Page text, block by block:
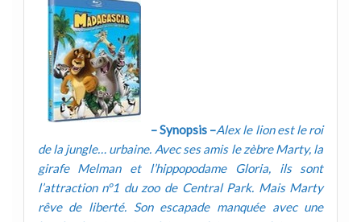
– Synopsis –Alex le lion est le roi
de la jungle… urbaine. Avec ses amis le zèbre Marty, la
girafe Melman et l’hippopodame Gloria, ils sont
l’attraction n°1 du zoo de Central Park. Mais Marty
rêve de liberté. Son escapade manquée avec une